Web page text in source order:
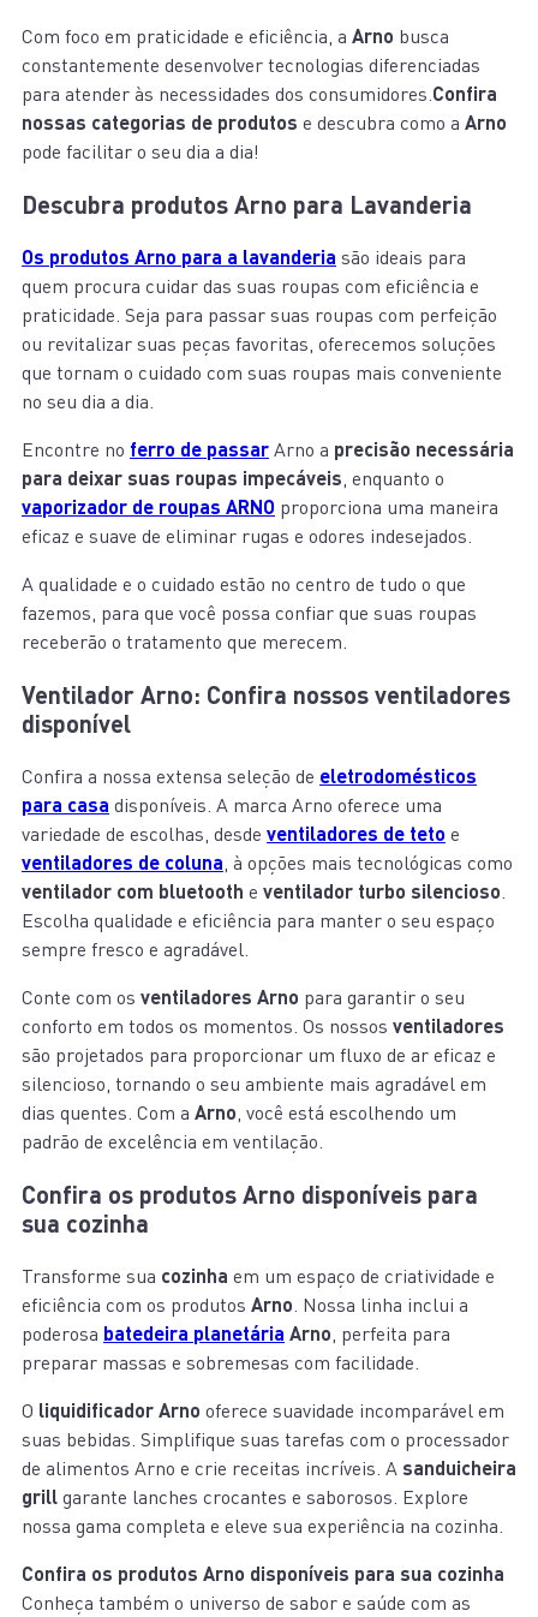
Com foco em praticidade e eficiência, a Arno busca
constantemente desenvolver tecnologias diferenciadas
para atender às necessidades dos consumidores.Confira
nossas categorias de produtos e descubra como a Arno
pode facilitar o seu dia a dia!
Descubra produtos Arno para Lavanderia
Os produtos Arno para a lavanderia são ideais para
quem procura cuidar das suas roupas com eficiência e
praticidade. Seja para passar suas roupas com perfeição
ou revitalizar suas peças favoritas, oferecemos soluções
que tornam o cuidado com suas roupas mais conveniente
no seu dia a dia.
Encontre no ferro de passar Arno a precisão necessária
para deixar suas roupas impecáveis, enquanto o
vaporizador de roupas ARNO proporciona uma maneira
eficaz e suave de eliminar rugas e odores indesejados.
A qualidade e o cuidado estão no centro de tudo o que
fazemos, para que você possa confiar que suas roupas
receberão o tratamento que merecem.
Ventilador Arno: Confira nossos ventiladores
disponível
Confira a nossa extensa seleção de eletrodomésticos
para casa disponíveis. A marca Arno oferece uma
variedade de escolhas, desde ventiladores de teto e
ventiladores de coluna, à opções mais tecnológicas como
ventilador com bluetooth e ventilador turbo silencioso.
Escolha qualidade e eficiência para manter o seu espaço
sempre fresco e agradável.
Conte com os ventiladores Arno para garantir o seu
conforto em todos os momentos. Os nossos ventiladores
são projetados para proporcionar um fluxo de ar eficaz e
silencioso, tornando o seu ambiente mais agradável em
dias quentes. Com a Arno, você está escolhendo um
padrão de excelência em ventilação.
Confira os produtos Arno disponíveis para
sua cozinha
Transforme sua cozinha em um espaço de criatividade e
eficiência com os produtos Arno. Nossa linha inclui a
poderosa batedeira planetária Arno, perfeita para
preparar massas e sobremesas com facilidade.
O liquidificador Arno oferece suavidade incomparável em
suas bebidas. Simplifique suas tarefas com o processador
de alimentos Arno e crie receitas incríveis. A sanduicheira
grill garante lanches crocantes e saborosos. Explore
nossa gama completa e eleve sua experiência na cozinha.
Confira os produtos Arno disponíveis para sua cozinha
Conheça também o universo de sabor e saúde com as